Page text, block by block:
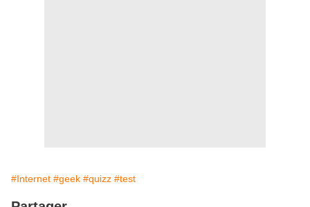
#Internet #geek #quizz #test